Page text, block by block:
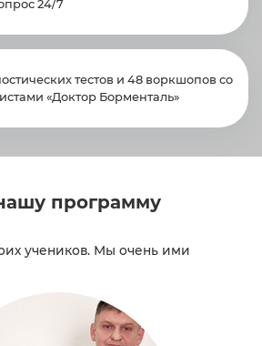
24/7
тестов и 48 воркшопов со
«Доктор Борменталь»
программу
учеников. Мы очень ими